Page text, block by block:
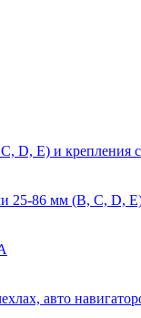
D, E) и крепления
25-86 мм (B, C, D,
авто